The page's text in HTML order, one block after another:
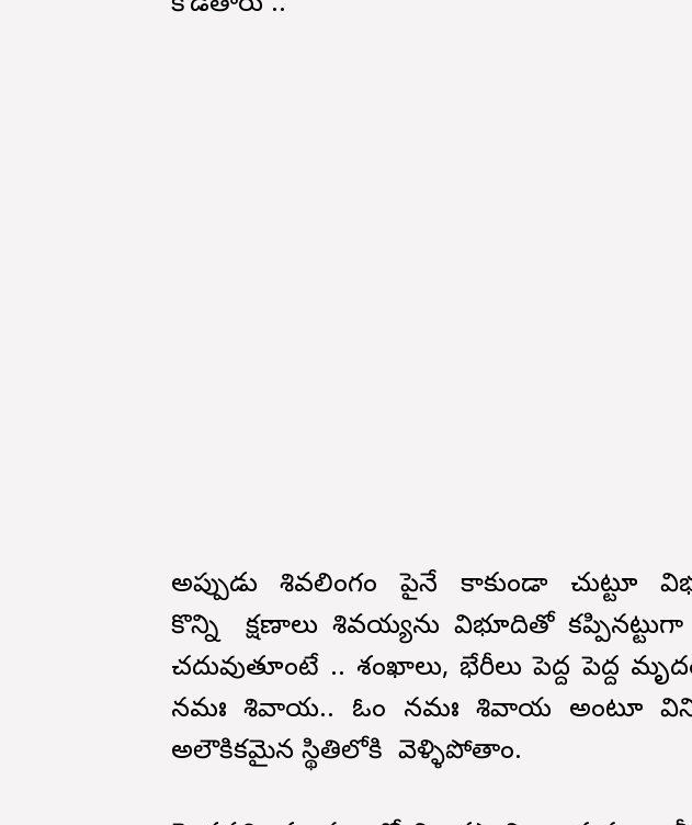
అప్పుడు శివలింగం పైనే కాకుండా చుట్టూ
కొన్ని క్షణాలు శివయ్యను విభూదితో
చదువుతూంటే .. శంఖాలు, భేరీలు పెద్ద పెద్ద
నమః శివాయ.. ఓం నమః శివాయ అంటూ
అలౌకికమైన స్థితిలోకి వెళ్ళిపోతాం.